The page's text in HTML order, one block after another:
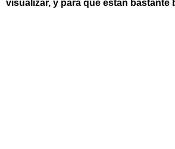
visualizar, y para que estan bastante